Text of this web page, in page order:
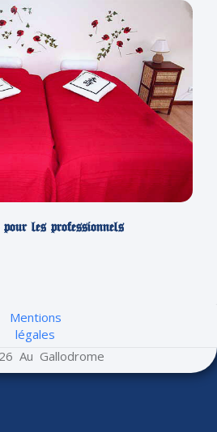
pour les professionnels
Mentions
légales
Au Gallodrome